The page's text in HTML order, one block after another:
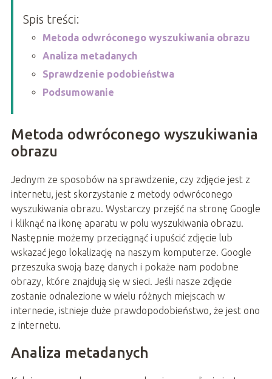
Spis treści:
Metoda odwróconego wyszukiwania obrazu
Analiza metadanych
Sprawdzenie podobieństwa
Podsumowanie
Metoda odwróconego wyszukiwania
obrazu
Jednym ze sposobów na sprawdzenie, czy zdjęcie jest z
internetu, jest skorzystanie z metody odwróconego
wyszukiwania obrazu. Wystarczy przejść na stronę Google
i kliknąć na ikonę aparatu w polu wyszukiwania obrazu.
Następnie możemy przeciągnąć i upuścić zdjęcie lub
wskazać jego lokalizację na naszym komputerze. Google
przeszuka swoją bazę danych i pokaże nam podobne
obrazy, które znajdują się w sieci. Jeśli nasze zdjęcie
zostanie odnalezione w wielu różnych miejscach w
internecie, istnieje duże prawdopodobieństwo, że jest ono
z internetu.
Analiza metadanych